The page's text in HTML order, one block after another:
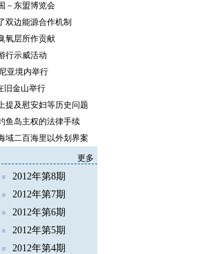
－东盟博览会
双边能源合作机制
氧层所作贡献
行示威活动
亚境内举行
旧金山举行
提及慰安妇等历史问题
鱼岛主权的法律手续
域二百海里以外划界案
更多
2012年第8期
2012年第7期
2012年第6期
2012年第5期
2012年第4期